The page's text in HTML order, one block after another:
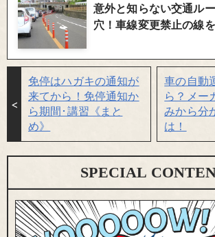
意外と知らない交通ル
穴！車線変更禁止の線
免停はハガキの通知が
来てから！免停通知か
ら期間･講習《まと
め》
車の自動
ら？メー
みから分
は！
SPECIAL